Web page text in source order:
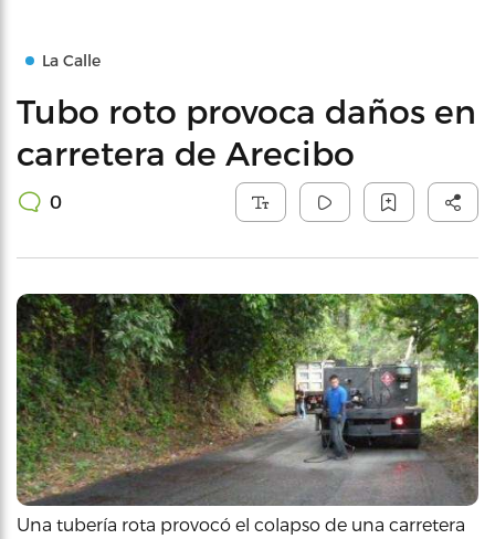
La Calle
Tubo roto provoca daños en
carretera de Arecibo
0
Una tubería rota provocó el colapso de una carretera